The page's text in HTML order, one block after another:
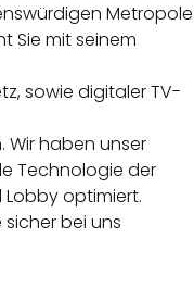
Metropole
Sie mit seinem
sowie digitaler TV-
Wir haben unser
Technologie der
Lobby optimiert.
sicher bei uns